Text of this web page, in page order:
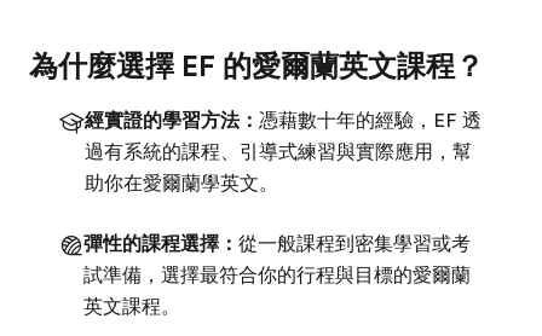
為什麼選擇 EF 的愛爾蘭英文課程？
經實證的學習方法： 憑藉數十年的經驗，EF 透
過有系統的課程、引導式練習與實際應用，幫
助你在愛爾蘭學英文。
彈性的課程選擇： 從一般課程到密集學習或考
試準備，選擇最符合你的行程與目標的愛爾蘭
英文課程。